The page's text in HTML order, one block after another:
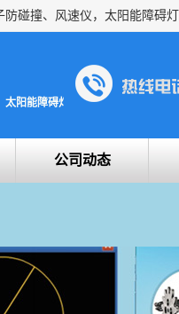
阳能障碍灯安全提示灯
公司动态